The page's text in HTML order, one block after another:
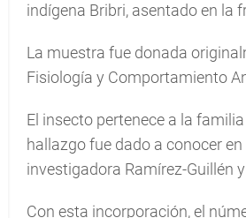
indígena Bribri, asentado en la
La muestra fue donada
Fisiología y Comportamiento
El insecto pertenece a la familia
hallazgo fue dado a conocer
investigadora Ramírez-Guillén
Con esta incorporación, el